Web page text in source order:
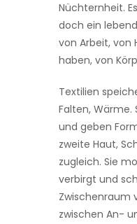
Nüchternheit.
doch ein
von Arbeit, von
haben, von
Textilien
Falten, Wärme.
und geben
zweite Haut,
zugleich. Sie
verbirgt und
Zwischenraum
zwischen An-